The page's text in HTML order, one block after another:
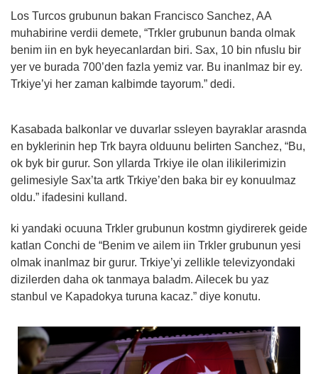
Los Turcos grubunun bakan Francisco Sanchez, AA
muhabirine verdii demete, “Trkler grubunun banda olmak
benim iin en byk heyecanlardan biri. Sax, 10 bin nfuslu bir
yer ve burada 700’den fazla yemiz var. Bu inanlmaz bir ey.
Trkiye’yi her zaman kalbimde tayorum.” dedi.
Kasabada balkonlar ve duvarlar ssleyen bayraklar arasnda
en byklerinin hep Trk bayra olduunu belirten Sanchez, “Bu,
ok byk bir gurur. Son yllarda Trkiye ile olan ilikilerimizin
gelimesiyle Sax’ta artk Trkiye’den baka bir ey konuulmaz
oldu.” ifadesini kulland.
ki yandaki ocuuna Trkler grubunun kostmn giydirerek geide
katlan Conchi de “Benim ve ailem iin Trkler grubunun yesi
olmak inanlmaz bir gurur. Trkiye’yi zellikle televizyondaki
dizilerden daha ok tanmaya baladm. Ailecek bu yaz
stanbul ve Kapadokya turuna kacaz.” diye konutu.